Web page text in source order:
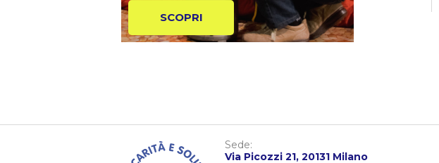
SCOPRI
Sede:
Via Picozzi 21, 20131 Milano